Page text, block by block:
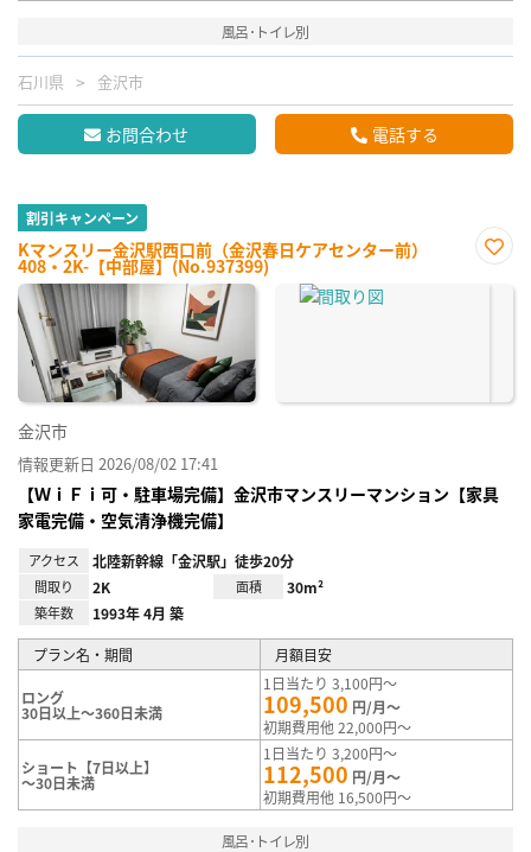
風呂･トイレ別
石川県 金沢市
お問合わせ 電話する
割引キャンペーン
Kマンスリー金沢駅西口前（金沢春日ケアセンター前）
408・2K-【中部屋】(No.937399)
に入
金沢市
情報更新日 2026/08/02 17:41
【ＷｉＦｉ可・駐車場完備】金沢市マンスリーマンション【家具
家電完備・空気清浄機完備】
アクセス 北陸新幹線「金沢駅」徒歩20分
間取り 2K 面積 30m²
築年数 1993年 4月 築
プラン名・期間 月額目安
ロング
30日以上～360日未満
1日当たり 3,100円～
109,500 円/月～
初期費用他 22,000円～
ショート【7日以上】
～30日未満
1日当たり 3,200円～
112,500 円/月～
初期費用他 16,500円～
風呂･トイレ別